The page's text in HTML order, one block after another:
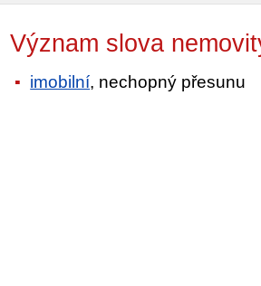
Význam slova
imobilní, nechopný přesunu